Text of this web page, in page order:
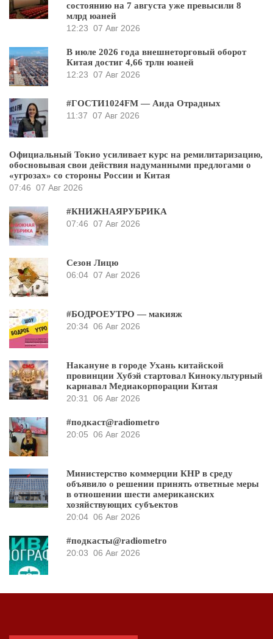
состоянию на 7 августа уже превысили 8
млрд юаней
12:23 07 Авг 2026
В июле 2026 года внешнеторговый оборот
Китая достиг 4,66 трлн юаней
12:23 07 Авг 2026
#ГОСТИ1024FM — Аида Отрадных
11:37 07 Авг 2026
Официальный Токио усиливает курс на ремилитаризацию,
обосновывая свои действия надуманными предлогами о
«угрозах» со стороны России и Китая
07:46 07 Авг 2026
#КНИЖНАЯРУБРИКА
07:46 07 Авг 2026
Сезон Лицю
06:04 07 Авг 2026
#БОДРОЕУТРО — макияж
20:34 06 Авг 2026
Накануне в городе Ухань китайской
провинции Хубэй стартовал Кинокультурный
карнавал Медиакорпорации Китая
20:31
06 Авг 2026
#подкаст@radiometro
20:05 06 Авг 2026
Министерство коммерции КНР в среду
объявило о решении принять ответные меры
в отношении шести американских
хозяйствующих субъектов
20:04 06 Авг 2026
#подкасты@radiometro
20:03 06 Авг 2026